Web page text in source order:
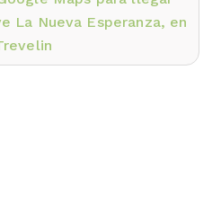
La Nueva Esperanza, en